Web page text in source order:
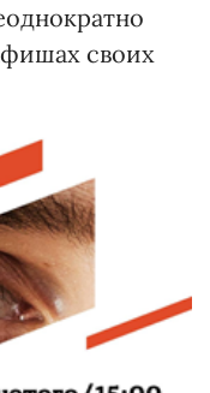
своих